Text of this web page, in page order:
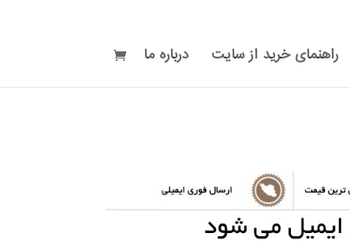
راهنمای خرید از سایت درباره ما